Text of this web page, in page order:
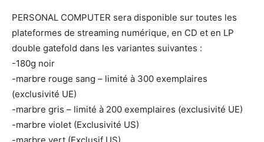
PERSONAL COMPUTER sera disponible sur toutes les
plateformes de streaming numérique, en CD et en LP
double gatefold dans les variantes suivantes :
-180g noir
-marbre rouge sang – limité à 300 exemplaires
(exclusivité UE)
-marbre gris – limité à 200 exemplaires (exclusivité UE)
-marbre violet (Exclusivité US)